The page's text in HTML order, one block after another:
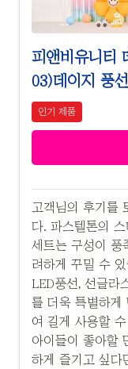
피앤비유니티
03)데이지 풍
인기 제품
고객님의 후기를
다. 파스텔톤의
세트는 구성이 풍
려하게 꾸밀 수
LED풍선, 선글라
를 더욱 특별하게
여 길게 사용할
아이들이 좋아할
하게 즐기고 싶다